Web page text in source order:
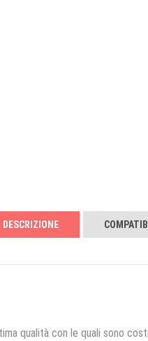
DESCRIZIONE
qualità con le quali sono